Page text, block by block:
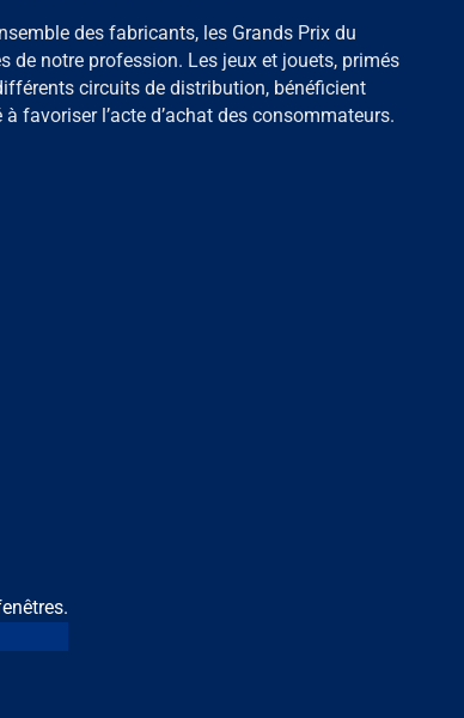
des fabricants, les Grands Prix du
de notre profession. Les jeux et jouets, primés
circuits de distribution, bénéficient
favoriser l’acte d’achat des consommateurs.